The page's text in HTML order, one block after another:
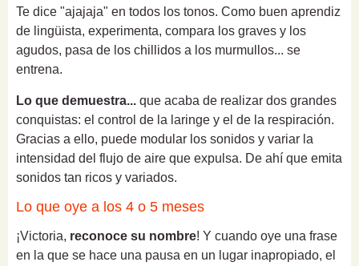
Te dice "ajajaja" en todos los tonos. Como buen aprendiz
de lingüista, experimenta, compara los graves y los
agudos, pasa de los chillidos a los murmullos... se
entrena.
Lo que demuestra... que acaba de realizar dos grandes
conquistas: el control de la laringe y el de la respiración.
Gracias a ello, puede modular los sonidos y variar la
intensidad del flujo de aire que expulsa. De ahí que emita
sonidos tan ricos y variados.
Lo que oye a los 4 o 5 meses
¡Victoria, reconoce su nombre! Y cuando oye una frase
en la que se hace una pausa en un lugar inapropiado, el